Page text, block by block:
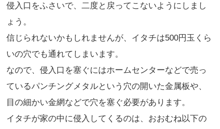
侵入口をふさいで、二度と戻ってこないようにしまし
ょう。
信じられないかもしれませんが、イタチは500円玉くら
いの穴でも通れてしまいます。
なので、侵入口を塞ぐにはホームセンターなどで売っ
ているパンチングメタルという穴の開いた金属板や、
目の細かい金網などで穴を塞ぐ必要があります。
イタチが家の中に侵入してくるのは、おおむね以下の